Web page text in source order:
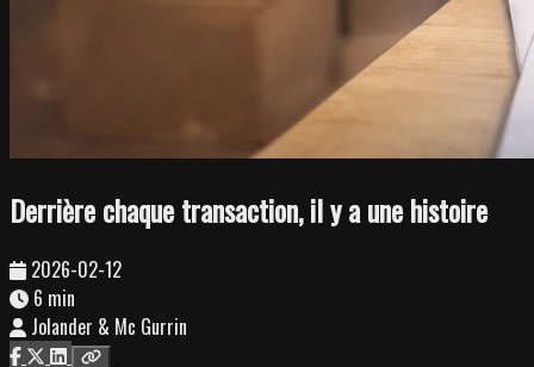
Derrière chaque transaction, il y a une histoire
2026-02-12
6 min
Jolander & Mc Gurrin